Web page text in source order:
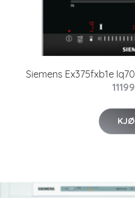
Siemens Ex375fxb1e